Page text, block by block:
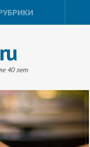
40 лет